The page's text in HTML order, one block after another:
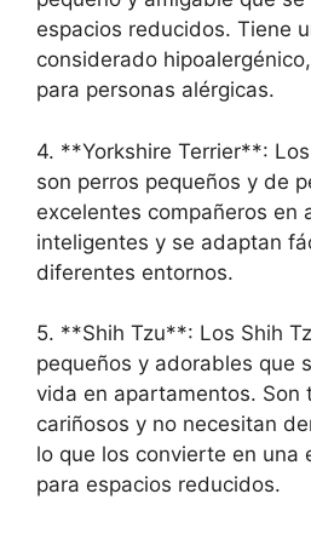
espacios reducidos. Tiene
considerado
para personas alérgicas.
4. **Yorkshire Terrier**:
son perros pequeños y de
excelentes compañeros en
inteligentes y se adaptan
diferentes entornos.
5. **Shih Tzu**: Los Shih
pequeños y adorables que
vida en apartamentos. Son
cariñosos y no necesitan
lo que los convierte en una
para espacios reducidos.